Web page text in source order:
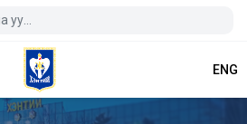
ENG